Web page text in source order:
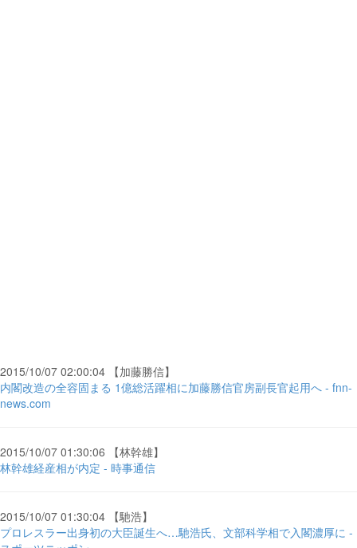
2015/10/07 02:00:04 【加藤勝信】
内閣改造の全容固まる 1億総活躍相に加藤勝信官房副長官起用へ - fnn-
news.com
2015/10/07 01:30:06 【林幹雄】
林幹雄経産相が内定 - 時事通信
2015/10/07 01:30:04 【馳浩】
プロレスラー出身初の大臣誕生へ…馳浩氏、文部科学相で入閣濃厚に -